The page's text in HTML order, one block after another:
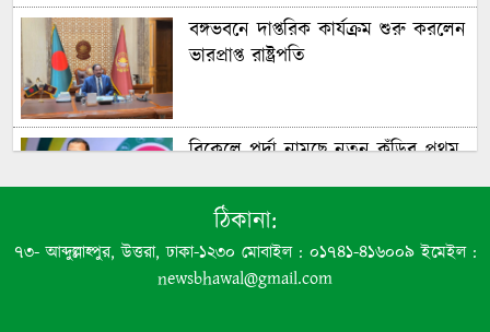
বঙ্গভবনে দাপ্তরিক কার্যক্রম শুরু করলেন
ভারপ্রাপ্ত রাষ্ট্রপতি
বিকেলে পর্দা নামছে নতুন কুঁড়ির প্রথম
সব বাধা অতিক্রম করে দেশকে এগিয়ে
নিতে চায় সরকার: প্রধানমন্ত্রী
ঠিকানা:
৭৩- আব্দুল্লাহ্পুর, উত্তরা, ঢাকা-১২৩০ মোবাইল : ০১৭৪১-৪১৬০০৯ ইমেইল :
newsbhawal@gmail.com